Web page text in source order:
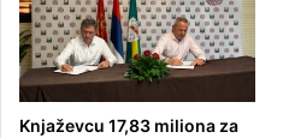
Knjaževcu 17,83 miliona za